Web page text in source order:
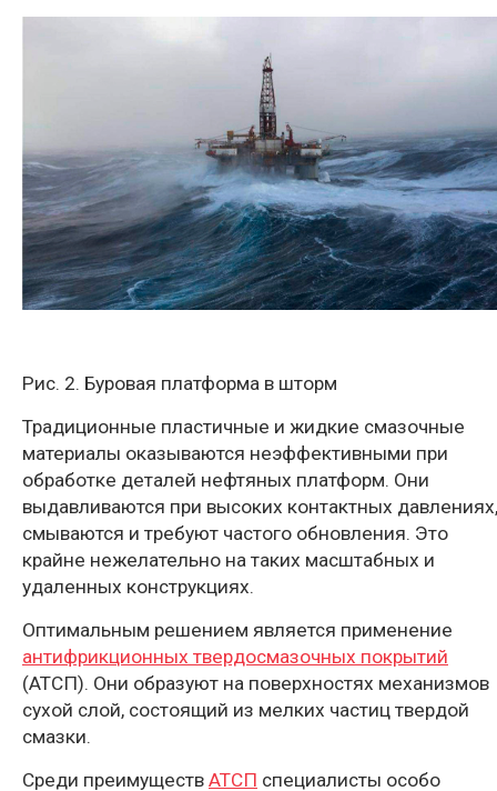
Рис. 2. Буровая платформа в шторм
Традиционные пластичные и жидкие смазочные
материалы оказываются неэффективными при
обработке деталей нефтяных платформ. Они
выдавливаются при высоких контактных давлениях,
смываются и требуют частого обновления. Это
крайне нежелательно на таких масштабных и
удаленных конструкциях.
Оптимальным решением является применение
антифрикционных твердосмазочных покрытий
(АТСП). Они образуют на поверхностях механизмов
сухой слой, состоящий из мелких частиц твердой
смазки.
Среди преимуществ АТСП специалисты особо